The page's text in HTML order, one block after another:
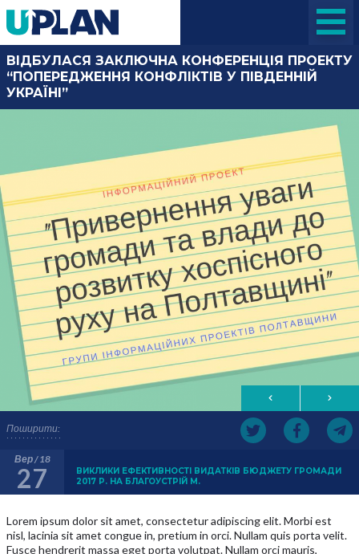
Поширити:
ВІДБУЛАСЯ ЗАКЛЮЧНА КОНФЕРЕНЦІЯ ПРОЕКТУ
“ПОПЕРЕДЖЕННЯ КОНФЛІКТІВ У ПІВДЕННІЙ
УКРАЇНІ”
Вер / 18
27
ВИКЛИКИ ЕФЕКТИВНОСТІ ВИДАТКІВ БЮДЖЕТУ ГРОМАДИ
2017 Р. НА БЛАГОУСТРІЙ М.
Lorem ipsum dolor sit amet, consectetur adipiscing elit. Morbi est
nisl, lacinia sit amet congue in, pretium in orci. Nullam quis porta velit.
Fusce hendrerit massa eget porta volutpat. Nullam orci mauris,